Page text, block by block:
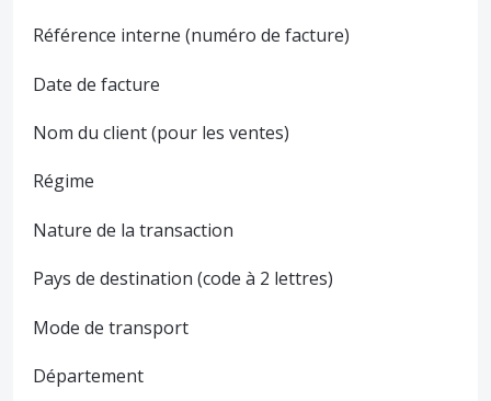
Référence interne (numéro de facture)
Date de facture
Nom du client (pour les ventes)
Régime
Nature de la transaction
Pays de destination (code à 2 lettres)
Mode de transport
Département